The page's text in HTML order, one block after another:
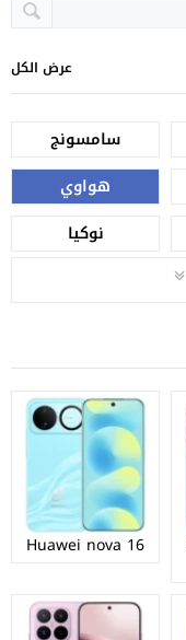
عرض الكل
سامسونج
هواوي
نوكيا
Huawei nova 16